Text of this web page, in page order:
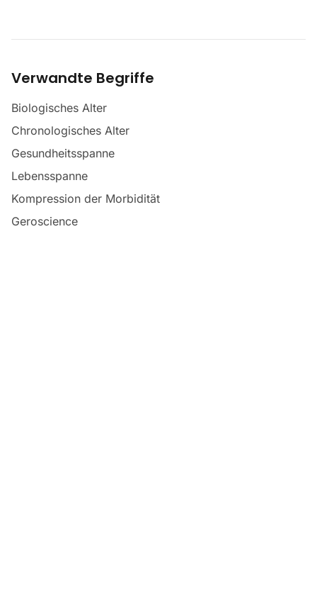
Verwandte Begriffe
Biologisches Alter
Chronologisches Alter
Gesundheitsspanne
Lebensspanne
Kompression der Morbidität
Geroscience